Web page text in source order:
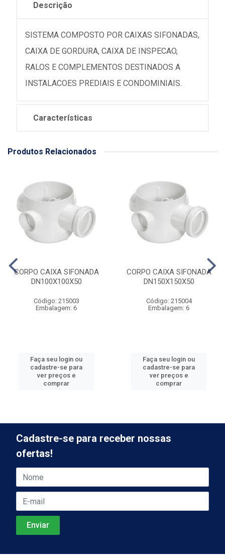
Descrição
SISTEMA COMPOSTO POR CAIXAS SIFONADAS,
CAIXA DE GORDURA, CAIXA DE INSPECAO,
RALOS E COMPLEMENTOS DESTINADOS A
INSTALACOES PREDIAIS E CONDOMINIAIS.
Características
Produtos Relacionados
CORPO CAIXA SIFONADA
DN100X100X50
Código: 215003
Embalagem: 6
Faça seu login ou
cadastre-se para
ver preços e
comprar
CORPO CAIXA SIFONADA
DN150X150X50
Código: 215004
Embalagem: 6
Faça seu login ou
cadastre-se para
ver preços e
comprar
Cadastre-se para receber nossas
ofertas!